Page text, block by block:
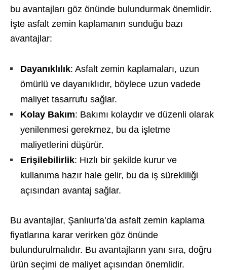
bu avantajları göz önünde bulundurmak önemlidir.
İşte asfalt zemin kaplamanın sunduğu bazı
avantajlar:
Dayanıklılık: Asfalt zemin kaplamaları, uzun
ömürlü ve dayanıklıdır, böylece uzun vadede
maliyet tasarrufu sağlar.
Kolay Bakım: Bakımı kolaydır ve düzenli olarak
yenilenmesi gerekmez, bu da işletme
maliyetlerini düşürür.
Erişilebilirlik: Hızlı bir şekilde kurur ve
kullanıma hazır hale gelir, bu da iş sürekliliği
açısından avantaj sağlar.
Bu avantajlar, Şanlıurfa’da asfalt zemin kaplama
fiyatlarına karar verirken göz önünde
bulundurulmalıdır. Bu avantajların yanı sıra, doğru
ürün seçimi de maliyet açısından önemlidir.